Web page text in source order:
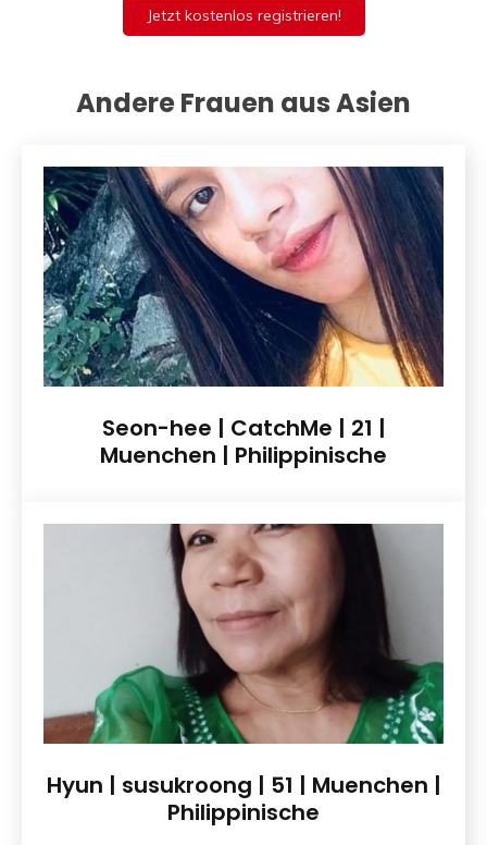
Jetzt kostenlos registrieren!
Andere Frauen aus Asien
Seon-hee | CatchMe | 21 |
Muenchen | Philippinische
Hyun | susukroong | 51 | Muenchen |
Philippinische